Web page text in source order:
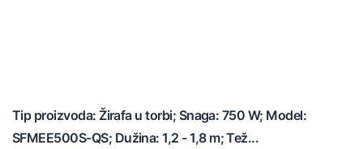
Tip proizvoda: Žirafa u torbi; Snaga: 750 W; Model:
SFMEE500S-QS; Dužina: 1,2 - 1,8 m; Tež...